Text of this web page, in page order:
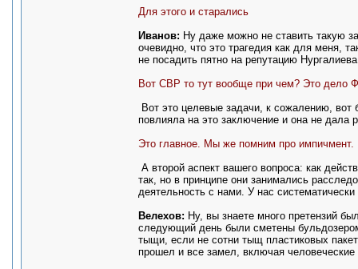
Для этого и старались
Иванов: Ну даже можно не ставить такую
очевидно, что это трагедия как для меня,
не посадить пятно на репутацию
Вот СВР то тут вообще при чем? Это дело
Вот это целевые задачи, к сожалению,
повлияла на это заключение и она не дала
Это главное. Мы же помним про импичмент.
А второй аспект вашего вопроса: как
так, но в принципе они занимались
деятельность с нами. У нас
Велехов: Ну, вы знаете много претензий
следующий день были сметены
тыщи, если не сотни тыщ пластиковых
прошел и все замел, включая человеческие